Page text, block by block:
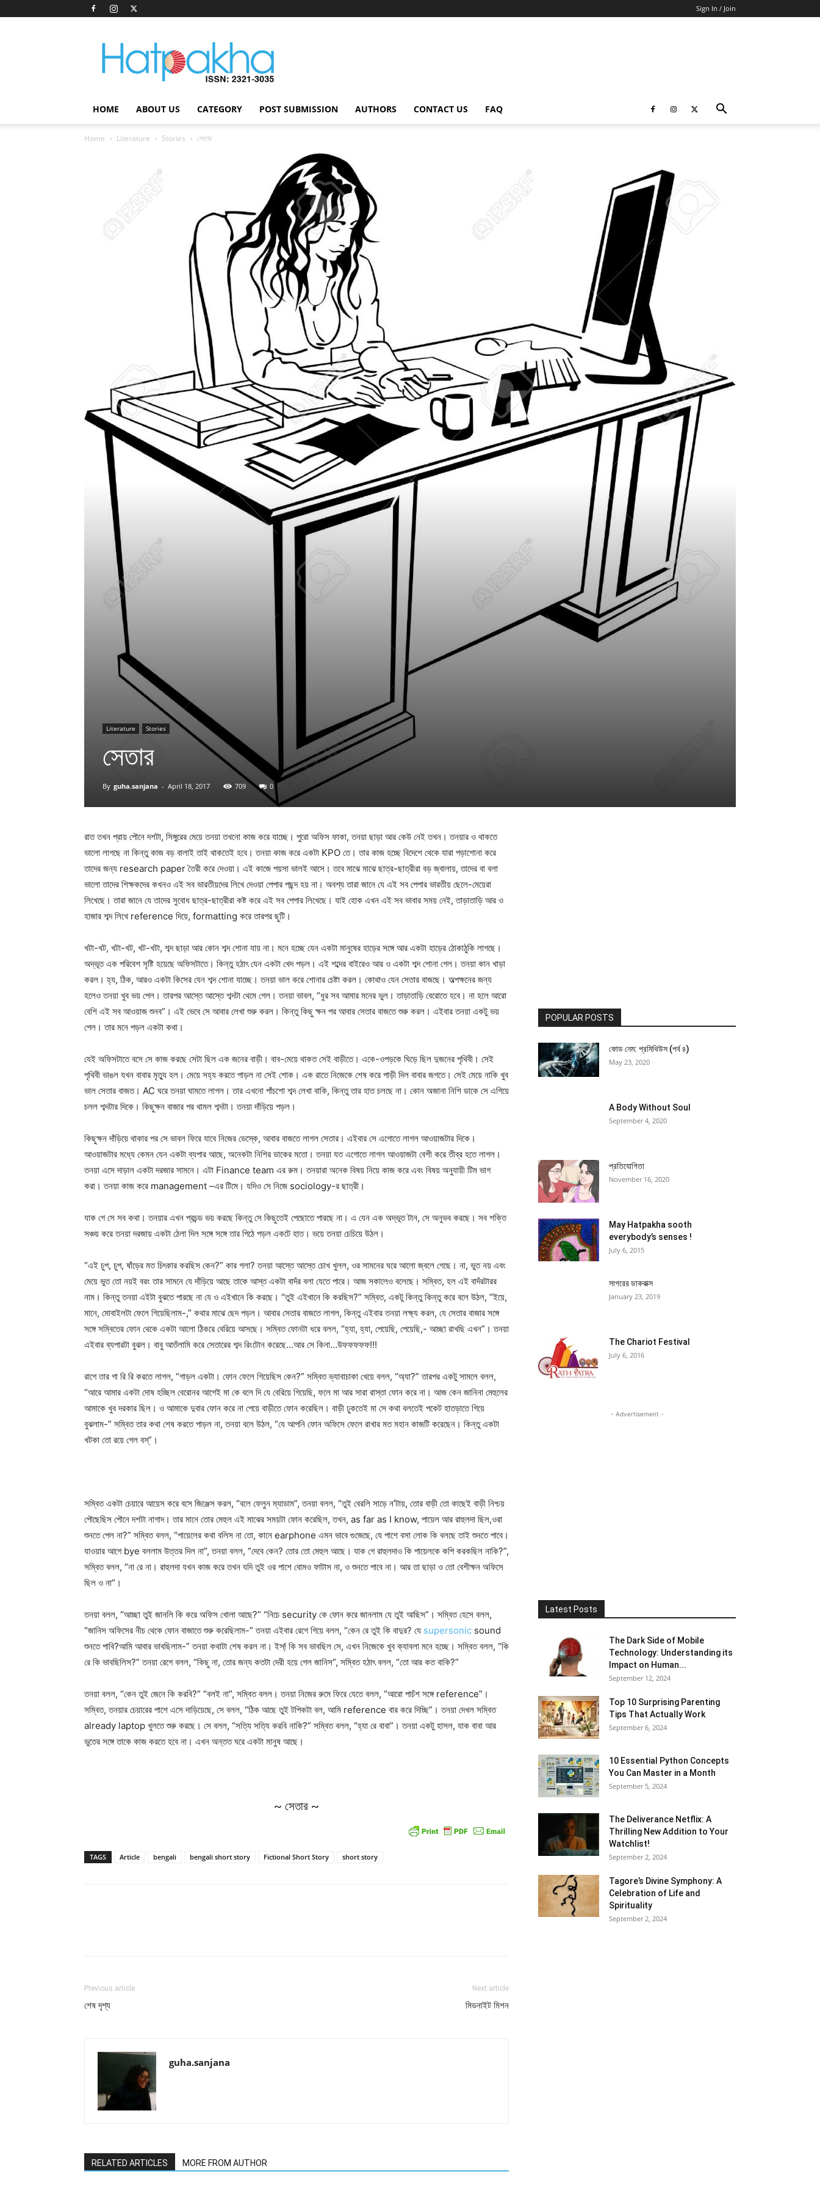
Sign In / Join
Hatpakha
Magazine
HOME ABOUT US CATEGORY POST SUBMISSION AUTHORS CONTACT US FAQ
Home Literature Stories সেতার
Literature Stories
সেতার
By guha.sanjana - April 18, 2017 709 0
রাত তখন প্রায় পৌনে দশটা, সিঙ্গুরের মেয়ে তনয়া তখনো কাজ করে যাচ্ছে। পুরো অফিস ফাকা, তনয়া ছাড়া আর কেউ নেই তখন। তনয়ার ও থাকতে
ভালো লাগছে না কিন্তু কাজ বড় বালাই তাই থাকতেই হবে। তনয়া কাজ করে একটা KPO তে। তার কাজ হচ্ছে বিদেশে থেকে যারা পড়াশোনা করে
তাদের জন্য research paper তৈরী করে দেওয়া। এই কাজে পয়সা ভালই আসে। তবে মাঝে মাঝে ছাত্র-ছাত্রীরা বড় জ্বালায়, তাদের বা বলা
ভালো তাদের শিক্ষকদের কখনও এই সব ভারতীয়দের লিখে দেওয়া পেপার পছন্দ হয় না। অবশ্য তারা জানে যে এই সব পেপার ভারতীয় ছেলে-মেয়েরা
লিখেছে। তারা জানে যে তাদের সুবোধ ছাত্র-ছাত্রীরা কষ্ট করে এই সব পেপার লিখেছে। যাই হোক এখন এই সব ভাবার সময় নেই, তাড়াতাড়ি আর ও
হাজার শব্দ লিখে reference দিয়ে, formatting করে তারপর ছুটি।
খটা-খট, খটা-খট, খট-খটা, শব্দ ছাড়া আর কোন শব্দ শোনা যায় না। মনে হচ্ছে যেন একটা মানুষের হাড়ের সঙ্গে আর একটা হাড়ের ঠোকাঠুকি লাগছে।
অদ্ভূত এক পরিবেশ সৃষ্টি হয়েছে অফিসটাতে। কিন্তু হঠাৎ যেন একটা খেদ পড়ল। এই শব্দের বাইরেও আর ও একটা শব্দ শোনা গেল। তনয়া কান খাড়া
করল। হ্য, ঠিক, আরও একটা কিসের যেন শব্দ শোনা যাচ্ছে। তনয়া ভাল করে শোনার চেষ্টা করল। কোথাও যেন সেতার বাজছে। অল্পক্ষনের জন্য
হলেও তনয়া খুব ভয় পেল। তারপর আস্তে আস্তে শব্দটা থেমে গেল। তনয়া ভাবল, “ধুর সব আমার মনের ভুল। তাড়াতাড়ি বেরোতে হবে। না হলে আরো
বেশি এই সব আওয়াজ শুনব”। এই ভেবে সে আবার লেখা শুরু করল। কিন্তু কিছু ক্ষন পর আবার সেতার বাজতে শুরু করল। এইবার তনয়া একটু ভয়
পেল। তার মনে পড়ল একটা কথা।
যেই অফিসটাতে বসে সে কাজ করছে সেটা ছিল এক জনের বাড়ী। বাব-মেয়ে থাকত সেই বাড়ীতে। একে-ওপড়কে ঘিড়ে ছিল দুজনের পৃথিবী। সেই
পৃথিবী ভাঙল যখন বাবার মৃত্যু হল। মেয়ে সহ্য করতে পাড়ল না সেই শোক। এক রাতে নিজেকে শেষ করে পাড়ী দিল বাবার জগতে। সেই মেয়ে নাকি খুব
ভাল সেতার বাজত। AC ঘরে তনয়া ঘামতে লাগল। তার এখনো পাঁচশো শব্দ লেখা বাকি, কিন্তু তার হাত চলছে না। কোন অজানা নিশি ডাকে সে এগিয়ে
চলল শব্দটার দিকে। কিছুক্ষন বাজার পর থামল শব্দটা। তনয়া দাঁড়িয়ে পড়ল।
কিছুক্ষন দাঁড়িয়ে থাকার পর সে ভাবল ফিরে যাবে নিজের ডেস্কে, আবার বাজতে লাগল সেতার। এইবার সে এগোতে লাগল আওয়াজটার দিকে।
আওয়াজটার মধ্যে কেমন যেন একটা ব্যপার আছে, অনেকটা নিশির ডাকের মতো। তনয়া যত এগোতে লাগল আওয়াজটা বেশী করে তীব্র হতে লাগল।
তনয়া এসে দাড়াল একটা দরজার সামনে। এটা Finance team এর রুম। তনয়ারা অনেক বিষয় নিয়ে কাজ করে এবং বিষয় অনুযায়ী টিম ভাগ
করা। তনয়া কাজ করে management –এর টিমে। যদিও সে নিজে sociology-র ছাত্রী।
যাক গে সে সব কথা। তনয়ার এখন প্রচন্ড ভয় করছে কিন্তু সে কিছুতেই পেছোতে পারছে না। এ যেন এক অদ্ভূত টান, সে অনুভব করছে। সব শক্তি
সঞ্চয় করে তনয়া দরজায় একটা ঠেলা দিল সঙ্গে সঙ্গে তার পিঠে পড়ল একটে হাত। ভয়ে তনয়া চেচিয়ে উঠল।
“এই চুপ, চুপ, ষাঁড়ের মত চিৎকার করছিস কেন?” কার গলা? তনয়া আস্তে আস্তে চোখ খুলল, ওর সামনের ঘরে আলো জ্বলে গেছে। না, ভুত নয় এবং
মেয়ে ভুত তো নয়ই বরং তার সামনে যে দাঁড়িয়ে আছে তাকে আস্ত একটা বাদঁর বলা যেতে পারে। আজ সকালেও বলেছে। সম্বিত, হল এই বাদঁরটারর
নাম। কিন্তু তনয়া এইটা বুঝতে পারছে না যে ও এইখানে কি করছে। “তুই এইখানে কি করছিস?” সম্বিত, একটু কিন্তু কিন্তু করে বলে উঠল, “ইয়ে,
মানে, মোবাইলটা ফেলে গিয়েছিলাম-,” কথার মাঝে ছেদ পড়ল। আবার সেতার বাজতে লাগল, কিন্তু এইবার তনয়া লক্ষ্য করল, যে সেতার বাজার সঙ্গে
সঙ্গে সম্বিতের ফোন থেকে একটা আলো ঠিকরে বেরিয়ে আসছে। সম্বিত ফোনটা ধরে বলল, “হ্যা, হ্যা, পেয়েছি, পেয়েছি,- আচ্ছা রাখছি এখন”। তনয়া
এইবার ব্যপারটা বুঝল। বাবু আতঁলামি করে সেতারের শব্দ রিংটোন করেছে…আর সে কিনা…উফফফফফ!!!
রাগে তার গা রি রি করতে লাগল, “গাড়ল একটা। ফোন ফেলে গিয়েছিস কেন?” সম্বিত ভ্যাবাচাকা খেয়ে বলল, “অ্যা?” তারপর একটু সামলে বলল,
“আরে আমার একটা দোষ হচ্ছিল বেরোনর আগেই মা কে বলে দি যে বেরিয়ে গিয়েছি, ফলে মা আর সারা রাস্তা ফোন করে না। আজ কেন জানিনা মেহুলের
আমাকে খুব দরকার ছিল। ও আমাকে দুবার ফোন করে না পেয়ে বাড়ীতে ফোন করেছিল। বাড়ী ঢুকতেই মা সে কথা বলতেই পকেট হাতড়াতে গিয়ে
বুঝলাম-” সম্বিত তার কথা শেষ করতে পাড়ল না, তনয়া বলে উঠল, “যে আপনি ফোন অফিসে ফেলে রাখার মত মহান কাজটি করেছেন। কিন্তু একটা
খটকা তো রয়ে গেল বস্‌”।
সম্বিত একটা চেয়ারে আয়েস করে বসে জিঞ্জেস করল, “বলে ফেলুন ম্যাডাম”, তনয়া বলল, “তুই বেরলি সাড়ে ন’টায়, তোর বাড়ী তো কাছেই বাড়ী নিশ্চয়
পৌছেছিস পৌনে দশটা নাগাদ। তার মানে তোর মেহুল এই মাঝের সময়টা ফোন করেছিল, তখন, as far as I know, পায়েল আর রাহুলদা ছিল,ওরা
শুনতে পেল না?” সম্বিত বলল, “পায়েলের কথা বলিস না তো, কানে earphone এমন ভাবে গুজেছে, যে পাশে বসা লোক কি বলছে তাই শুনতে পাবে।
যাওয়ার আগে bye বললাম উত্তর দিল না”, তনয়া বলল, “দেবে কেন? তোর তো মেহুল আছে। যাক গে রাহুলদাও কি পায়েলকে কপি করকছিল নাকি?”,
সম্বিত বলল, “না রে না। রাহুলদা যখন কাজ করে তখন যদি তুই ওর পাশে বোমও ফাটাস না, ও শুনতে পাবে না। আর তা ছাড়া ও তো বেশীক্ষন অফিসে
ছিল ও না”।
তনয়া বলল, “আচ্ছা তুই জানলি কি করে অফিস খোলা আছে?” “নিচে security কে ফোন করে জানলাম যে তুই আছিস”। সম্বিত হেসে বলল,
“জানিস অফিসের নীচ থেকে ফোন বাজাতে শুরু করেছিলাম-” তনয়া এইবার রেগে গিয়ে বলল, “কেন রে তুই কি বাদুর? যে supersonic sound
শুনতে পাবি?আমি আবার ভাবছিলাম-” তনয়া কথাটা শেষ করল না। ইস্‌! কি সব ভাবছিল সে, এখন নিজেকে খুব ক্যাবলা মনে হচ্ছে। সম্বিত বলল, “কি
রে কি ভাবছিলিস?” তনয়া রেগে বলল, “কিছু না, তোর জন্য কতটা দেরী হয়ে গেল জানিস”, সম্বিত হঠাৎ বলল, “তো আর কত বাকি?”
তনয়া বলল, “কেন তুই জেনে কি করবি?” “বলই না”, সম্বিত বলল। তনয়া নিজের রুমে ফিরে যেতে বলল, “আরো পাচঁশ সঙ্গে reference”।
সম্বিত, তনয়ার চেয়ারের পাশে এসে দাড়িয়েছে, সে বলল, “ঠিক আছে তুই টপিকটা বল, আমি reference বার করে দিচ্ছি”। তনয়া দেখল সম্বিত
already laptop খুলতে শুরু করছে। সে বলল, “সত্যি সত্যি করবি নাকি?” সম্বিত বলল, “হ্যা রে বাবা”। তনয়া একটু হাসল, যাক বাবা আর
ভুতের সঙ্গে তাকে কাজ করতে হবে না। এখন অন্তত ঘরে একটা মানুষ আছে।
~ সেতার ~
TAGS Article bengali bengali short story Fictional Short Story short story
Previous article
শেষ দৃশ্য
Next article
মিডনাইট মিশন
guha.sanjana
RELATED ARTICLES MORE FROM AUTHOR
POPULAR POSTS
কোড নেম: প্রমিথিউস (পর্ব ৪)
May 23, 2020
A Body Without Soul
September 4, 2020
প্রতিযোগিতা
November 16, 2020
May Hatpakha sooth
everybody’s senses !
July 6, 2015
সাগরের ডাকবাক্স
January 23, 2019
The Chariot Festival
July 6, 2016
- Advertisement -
Latest Posts
The Dark Side of Mobile
Technology: Understanding its
Impact on Human...
September 12, 2024
Top 10 Surprising Parenting
Tips That Actually Work
September 6, 2024
10 Essential Python Concepts
You Can Master in a Month
September 5, 2024
The Deliverance Netflix: A
Thrilling New Addition to Your
Watchlist!
September 2, 2024
Tagore’s Divine Symphony: A
Celebration of Life and
Spirituality
September 2, 2024